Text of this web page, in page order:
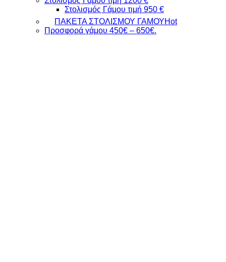
Στολισμός Γάμου τιμή 950 €
ΠΑΚΕΤΑ ΣΤΟΛΙΣΜΟΥ ΓΑΜΟΥ
Προσφορά γάμου 450€ – 650€.